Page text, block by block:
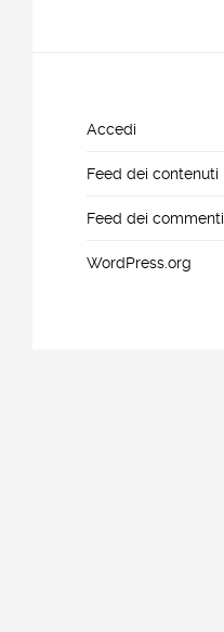
Accedi
Feed dei contenuti
Feed dei commenti
WordPress.org